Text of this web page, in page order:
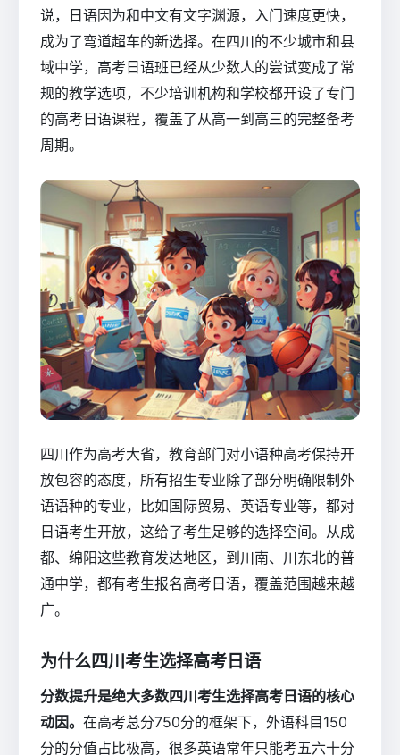
说，日语因为和中文有文字渊源，入门速度更快，
成为了弯道超车的新选择。在四川的不少城市和县
域中学，高考日语班已经从少数人的尝试变成了常
规的教学选项，不少培训机构和学校都开设了专门
的高考日语课程，覆盖了从高一到高三的完整备考
周期。
四川作为高考大省，教育部门对小语种高考保持开
放包容的态度，所有招生专业除了部分明确限制外
语语种的专业，比如国际贸易、英语专业等，都对
日语考生开放，这给了考生足够的选择空间。从成
都、绵阳这些教育发达地区，到川南、川东北的普
通中学，都有考生报名高考日语，覆盖范围越来越
广。
为什么四川考生选择高考日语
分数提升是绝大多数四川考生选择高考日语的核心
动因。 在高考总分750分的框架下，外语科目150
分的分值占比极高，很多英语常年只能考五六十分